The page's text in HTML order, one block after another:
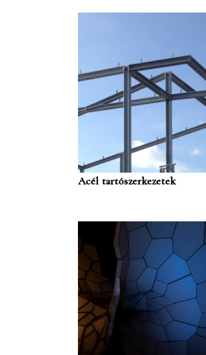
Acél tartószerkezetek